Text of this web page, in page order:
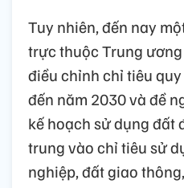
Tuy nhiên, đến nay
trực thuộc Trung
điều chỉnh chỉ tiêu
đến năm 2030 và đề
kế hoạch sử dụng đất
trung vào chỉ tiêu sử
nghiệp, đất giao